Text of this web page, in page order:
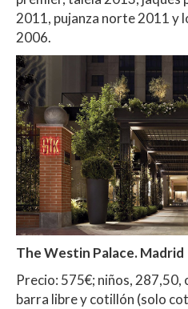
2011, pujanza norte 2011 y
2006.
The Westin Palace. Madrid
Precio: 575€; niños, 287,50,
barra libre y cotillón (solo